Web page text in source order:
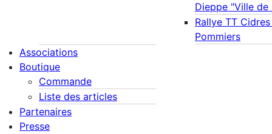
Dieppe "Ville de
Rallye TT
Pommiers
Associations
Boutique
Commande
Liste des articles
Partenaires
Presse